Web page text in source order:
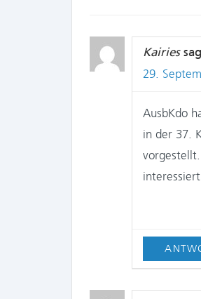
Kairies
29.
AusbKdo
in der 37.